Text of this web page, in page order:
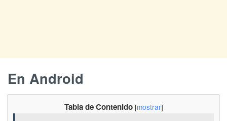
En Android
Tabla de Contenido [mostrar]